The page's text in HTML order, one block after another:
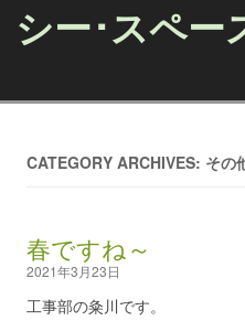
シー･スペー
CATEGORY ARCHIVES: その
春ですね～
2021年3月23日
工事部の粂川です。